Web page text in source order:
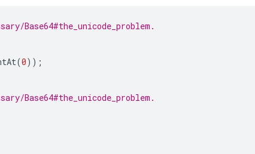
Base64#the_unicode_problem.
(0));
Base64#the_unicode_problem.